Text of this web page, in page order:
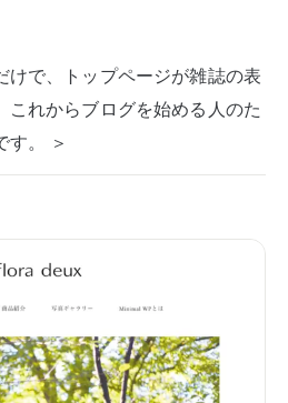
けで、トップページが雑誌の表
れからブログを始める人のた
す。 ＞